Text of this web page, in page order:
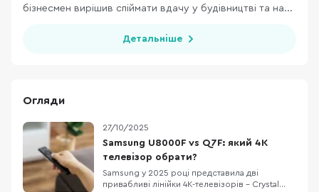
бізнесмен вирішив спіймати вдачу у будівництві та на...
Детальніше
Огляди
27/10/2025
Samsung U8000F vs Q7F: який 4K
телевізор обрати?
Samsung у 2025 році представила дві
привабливі лінійки 4K-телевізорів – Crystal